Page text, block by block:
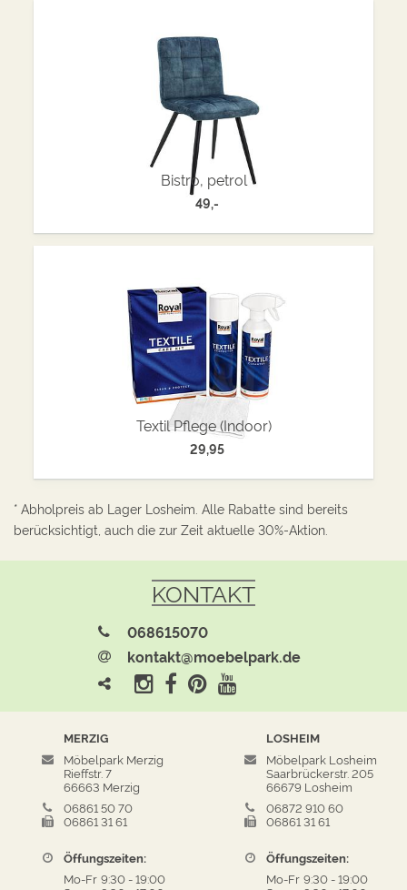
Bistro, petrol
49,-
Textil Pflege (Indoor)
29,95
* Abholpreis ab Lager Losheim. Alle Rabatte sind bereits
berücksichtigt, auch die zur Zeit aktuelle 30%-Aktion.
KONTAKT
068615070
kontakt@moebelpark.de
MERZIG
Möbelpark Merzig
Rieffstr. 7
66663 Merzig
06861 50 70
06861 31 61
Öffungszeiten:
Mo-Fr 9:30-19:00
LOSHEIM
Möbelpark Losheim
Saarbrückerstr. 205
66679 Losheim
06872 910 60
06861 31 61
Öffungszeiten:
Mo-Fr 9:30-19:00